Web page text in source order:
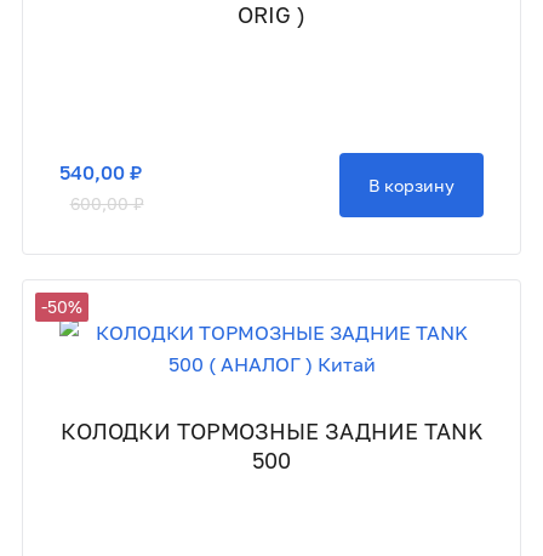
ORIG )
540,00 ₽
600,00 ₽
В корзину
-50%
КОЛОДКИ ТОРМОЗНЫЕ ЗАДНИЕ TANK
500